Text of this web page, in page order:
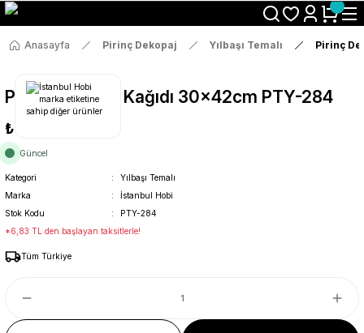
Size Özel "HG10" Koduyla Sepette Hemen %10 İndirimi Kaçırma
Anasayfa Pirinç Dekopaj Yılbaşı Temalı Pirinç
Pirinç Dekopaj Kağıdı 30x42cm PTY-284
₺36
Güncel
Kategori
Yılbaşı Temalı
Marka
İstanbul Hobi
Stok Kodu
PTY-284
*6,83 TL den başlayan taksitlerle!
Tüm Türkiye